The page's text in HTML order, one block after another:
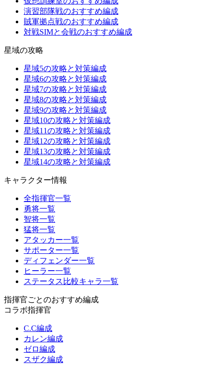
演習部隊戦のおすすめ編成
賊軍拠点戦のおすすめ編成
対戦SIMと会戦のおすすめ編成
星域の攻略
星域5の攻略と対策編成
星域6の攻略と対策編成
星域7の攻略と対策編成
星域8の攻略と対策編成
星域9の攻略と対策編成
星域10の攻略と対策編成
星域11の攻略と対策編成
星域12の攻略と対策編成
星域13の攻略と対策編成
星域14の攻略と対策編成
キャラクター情報
全指揮官一覧
勇将一覧
智将一覧
猛将一覧
アタッカー一覧
サポーター一覧
ディフェンダー一覧
ヒーラー一覧
ステータス比較キャラ一覧
指揮官ごとのおすすめ編成
コラボ指揮官
C.C編成
カレン編成
ゼロ編成
スザク編成